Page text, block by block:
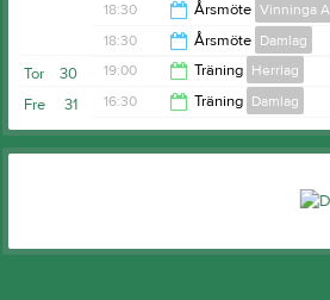
20:30
18:15
18:30 Årsmöte Vinninga
20:00
18:30 Årsmöte Damlag
19:30
30
Tor 19:00 Träning Herrlag
20:30
31
Fre 16:30 Träning Damlag
17:30